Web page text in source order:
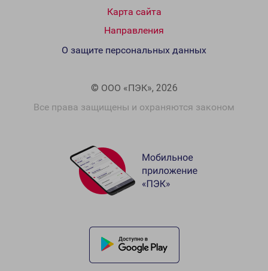
Карта сайта
Направления
© ООО «ПЭК», 2026
Все права защищены и охраняются законом
О защите персональных данных